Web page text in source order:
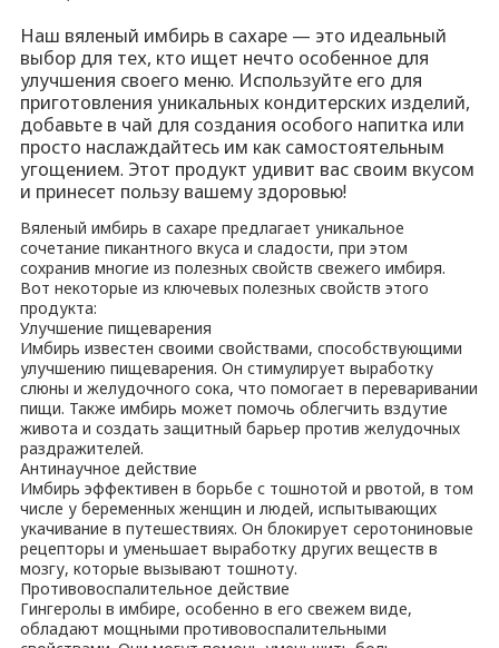
Наш вяленый имбирь в сахаре — это идеальный
выбор для тех, кто ищет нечто особенное для
улучшения своего меню. Используйте его для
приготовления уникальных кондитерских изделий,
добавьте в чай для создания особого напитка или
просто наслаждайтесь им как самостоятельным
угощением. Этот продукт удивит вас своим вкусом
и принесет пользу вашему здоровью!
Вяленый имбирь в сахаре предлагает уникальное
сочетание пикантного вкуса и сладости, при этом
сохранив многие из полезных свойств свежего имбиря.
Вот некоторые из ключевых полезных свойств этого
продукта:
Улучшение пищеварения
Имбирь известен своими свойствами, способствующими
улучшению пищеварения. Он стимулирует выработку
слюны и желудочного сока, что помогает в переваривании
пищи. Также имбирь может помочь облегчить вздутие
живота и создать защитный барьер против желудочных
раздражителей.
Антинаучное действие
Имбирь эффективен в борьбе с тошнотой и рвотой, в том
числе у беременных женщин и людей, испытывающих
укачивание в путешествиях. Он блокирует серотониновые
рецепторы и уменьшает выработку других веществ в
мозгу, которые вызывают тошноту.
Противовоспалительное действие
Гингеролы в имбире, особенно в его свежем виде,
обладают мощными противовоспалительными